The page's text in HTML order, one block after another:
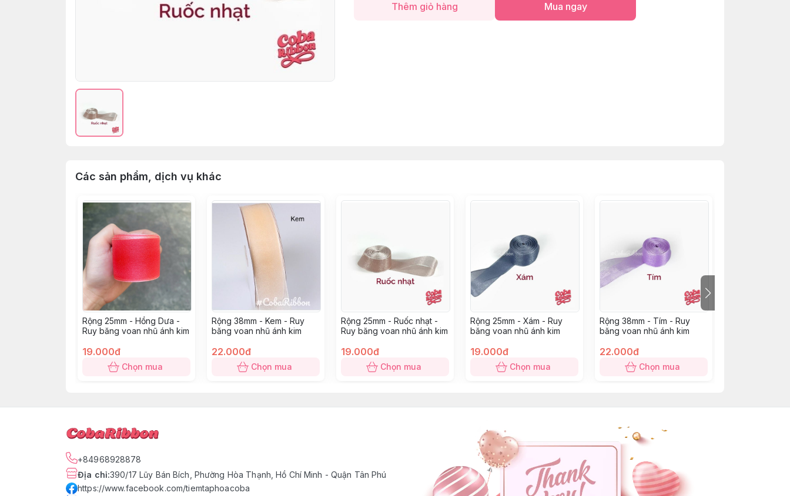
Thêm giỏ hàng Mua ngay
Các sản phẩm, dịch vụ khác
Rộng 25mm - Hồng Dưa -
Ruy băng voan nhũ ánh kim
19.000đ
Chọn mua
Rộng 38mm - Kem - Ruy
băng voan nhũ ánh kim
22.000đ
Chọn mua
Rộng 25mm - Ruốc nhạt -
Ruy băng voan nhũ ánh kim
19.000đ
Chọn mua
Rộng 25mm - Xám - Ruy
băng voan nhũ ánh kim
19.000đ
Chọn mua
Rộng 38mm - Tím - Ruy
băng voan nhũ ánh kim
22.000đ
Chọn mua
+84968928878
Địa chỉ:390/17 Lũy Bán Bích, Phường Hòa Thạnh, Hồ Chí Minh - Quận Tân Phú
https://www.facebook.com/tiemtaphoacoba